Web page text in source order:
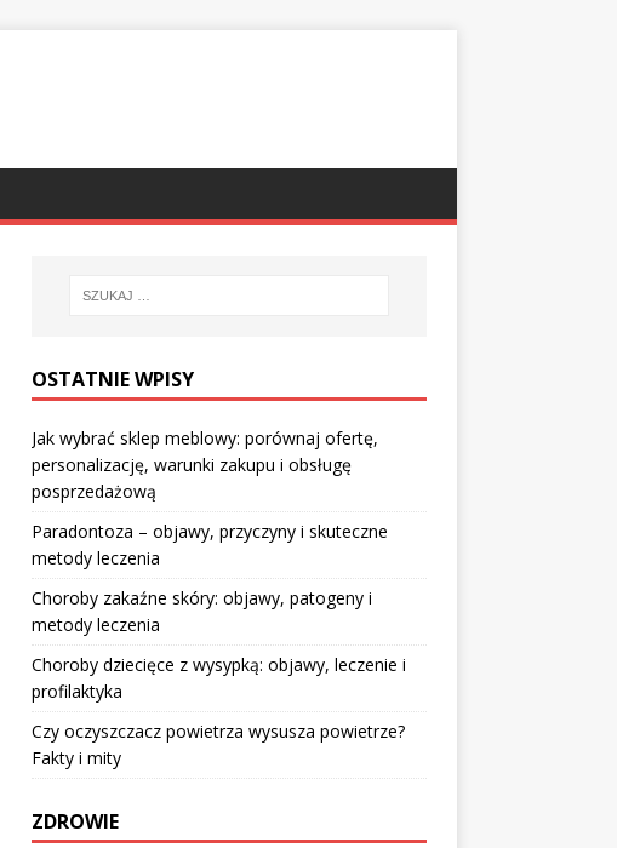
OSTATNIE WPISY
Jak wybrać sklep meblowy: porównaj ofertę,
personalizację, warunki zakupu i obsługę
posprzedażową
Paradontoza – objawy, przyczyny i skuteczne
metody leczenia
Choroby zakaźne skóry: objawy, patogeny i
metody leczenia
Choroby dziecięce z wysypką: objawy, leczenie i
profilaktyka
Czy oczyszczacz powietrza wysusza powietrze?
Fakty i mity
ZDROWIE